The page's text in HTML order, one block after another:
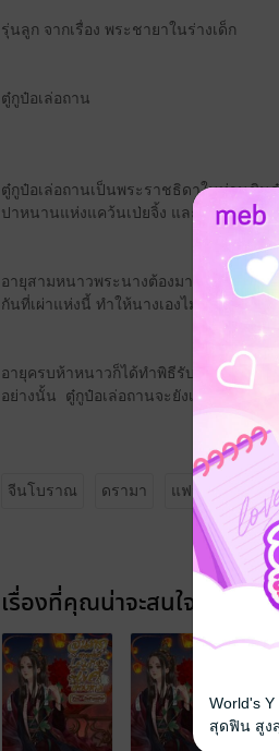
รุ่นลูก จากเรื่อง พระชายาในร่างเด็ก
ตู๋กูป๋อเล่อถาน
ตู๋กูป๋อเล่อถานเป็นพระราชธิดาในท่านชิ
ปาหนานแห่งแคว้นเป่ยจิ้ง และยังเป็นหลา
อายุสามหนาวพระนางต้องมาอยู่ในความ
กันที่เผ่าแห่งนี้ ทำให้นางเองไม่ได้มีความ
อายุครบห้าหนาวก็ได้ทำพิธีรับตำแหน่งขอ
อย่างนั้น ตู๋กูป๋อเล่อถานจะยังเป็นผู้สืบทอด
จีนโบราณ ดรามา แฟนตาซี ย้
เรื่องที่คุณน่าจะสนใจ
World's
สุดฟิน สูง